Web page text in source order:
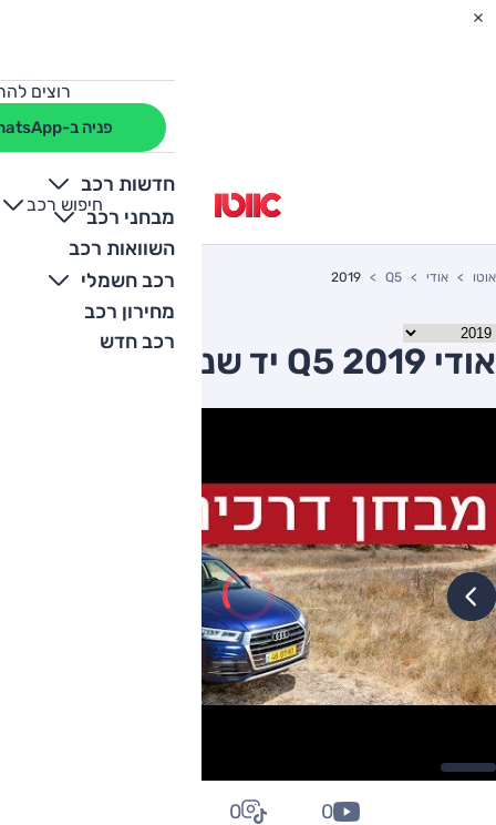
רוצים
פניה ב-WhatsApp
חדשות רכב
מבחני רכב
השוואות רכב
רכב חשמלי
מחירון רכב
רכב חדש
חיפוש רכב
+
-
אוטו אודי Q5
2019
אודי Q5 2019 יד שניה
0
0